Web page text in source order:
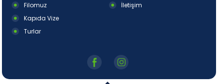
Filomuz
Kapıda Vize
Turlar
İletişim